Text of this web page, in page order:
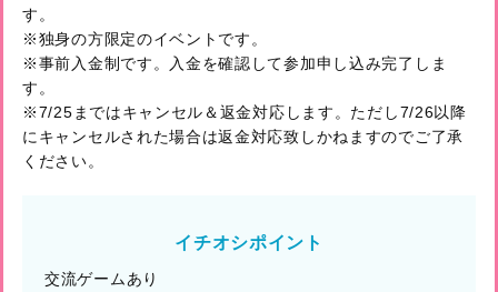
す。
※独身の方限定のイベントです。
※事前入金制です。入金を確認して参加申し込み完了しま
す。
※7/25まではキャンセル＆返金対応します。ただし7/26以降
にキャンセルされた場合は返金対応致しかねますのでご了承
ください。
イチオシポイント
交流ゲームあり